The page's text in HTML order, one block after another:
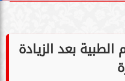
بعد الزيادة